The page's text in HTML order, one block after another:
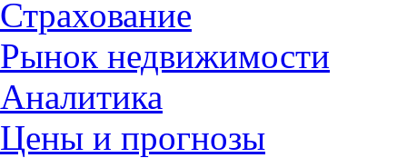
Страхование
Рынок недвижимости
Аналитика
Цены и прогнозы